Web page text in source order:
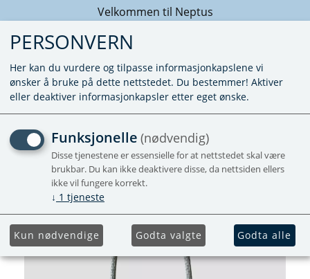
Velkommen til Neptus
TERMOELEMENT 250MM
PERSONVERN
Her kan du vurdere og tilpasse informasjonkapslene vi
ønsker å bruke på dette nettstedet. Du bestemmer! Aktiver
eller deaktiver informasjonkapsler etter eget ønske.
Funksjonelle (nødvendig)
Disse tjenestene er essensielle for at nettstedet skal være
brukbar. Du kan ikke deaktivere disse, da nettsiden ellers
ikke vil fungere korrekt.
↓ 1 tjeneste
Kun nødvendige Godta valgte Godta alle